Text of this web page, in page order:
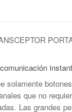
solamente
que no
Las grandes